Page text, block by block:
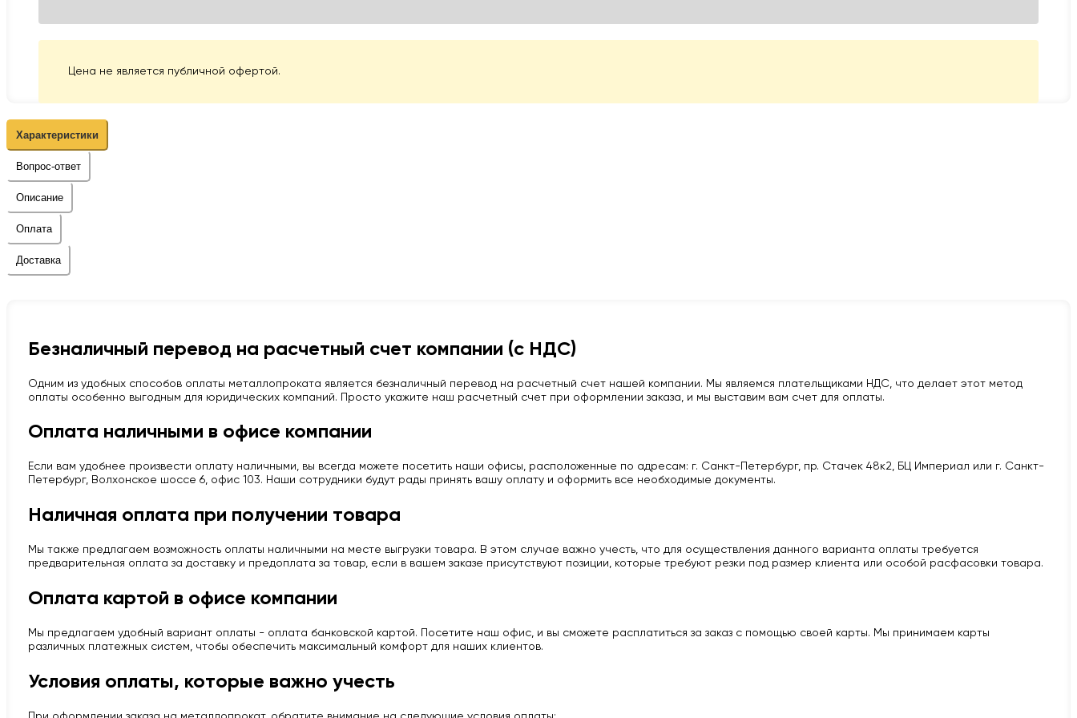
Цена не является публичной офертой.
Характеристики
Вопрос-ответ
Описание
Оплата
Доставка
Безналичный перевод на расчетный счет компании (с НДС)
Одним из удобных способов оплаты металлопроката является безналичный перевод на расчетный счет нашей компании. Мы являемся плательщиками НДС, что делает этот метод
оплаты особенно выгодным для юридических компаний. Просто укажите наш расчетный счет при оформлении заказа, и мы выставим вам счет для оплаты.
Оплата наличными в офисе компании
Если вам удобнее произвести оплату наличными, вы всегда можете посетить наши офисы, расположенные по адресам: г. Санкт-Петербург, пр. Стачек 48к2, БЦ Империал или г. Санкт-
Петербург, Волхонское шоссе 6, офис 103. Наши сотрудники будут рады принять вашу оплату и оформить все необходимые документы.
Наличная оплата при получении товара
Мы также предлагаем возможность оплаты наличными на месте выгрузки товара. В этом случае важно учесть, что для осуществления данного варианта оплаты требуется
предварительная оплата за доставку и предоплата за товар, если в вашем заказе присутствуют позиции, которые требуют резки под размер клиента или особой расфасовки товара.
Оплата картой в офисе компании
Мы предлагаем удобный вариант оплаты - оплата банковской картой. Посетите наш офис, и вы сможете расплатиться за заказ с помощью своей карты. Мы принимаем карты
различных платежных систем, чтобы обеспечить максимальный комфорт для наших клиентов.
Условия оплаты, которые важно учесть